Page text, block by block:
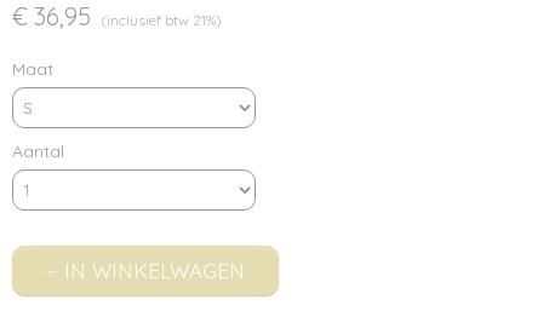
€ 36,95 (inclusief btw 21%)
Maat
Aantal
IN WINKELWAGEN